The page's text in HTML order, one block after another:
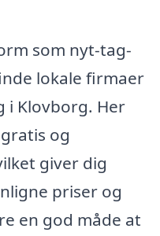
som nyt-tag-
lokale firmaer
i Klovborg. Her
og
giver dig
priser og
en god måde at